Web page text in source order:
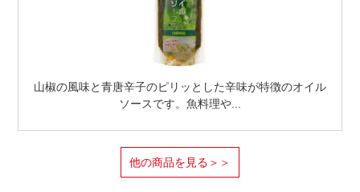
山椒の風味と青唐辛子のピリッとした辛味が特徴のオイル
ソースです。魚料理や...
他の商品を見る＞＞